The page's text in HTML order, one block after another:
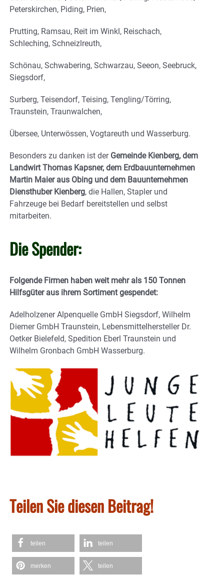
Peterskirchen, Piding, Prien,
Prutting, Ramsau, Reit im Winkl, Reischach,
Schleching, Schneizlreuth,
Schönau, Schwabering, Schwarzau, Seeon, Seebruck,
Siegsdorf,
Surberg, Teisendorf, Teising, Tengling/Törring,
Traunstein, Traunwalchen,
Übersee, Unterwössen, Vogtareuth und Wasserburg.
Besonders zu danken ist der Gemeinde Kienberg, dem
Landwirt Thomas Kapsner, dem Erdbauunternehmen
Martin Maier aus Obing und dem Bauunternehmen
Diensthuber Kienberg, die Hallen, Stapler und
Fahrzeuge bei Bedarf bereitstellen und selbst
mitarbeiten.
Die Spender:
Folgende Firmen haben weit mehr als 150 Tonnen
Hilfsgüter aus ihrem Sortiment gespendet:
Adelholzener Alpenquelle GmbH Siegsdorf, Wilhelm
Diemer GmbH Traunstein, Lebensmittelhersteller Dr.
Oetker Bielefeld, Spedition Eberl Traunstein und
Wilhelm Gronbach GmbH Wasserburg.
Teilen Sie diesen Beitrag!
teilen teilen
merken teilen